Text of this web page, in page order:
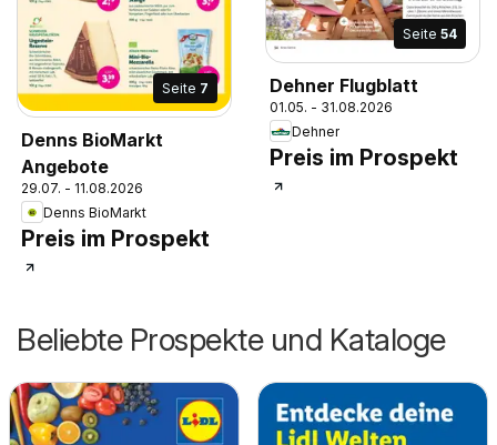
Seite 7
Denns BioMarkt
Angebote
29.07. - 11.08.2026
Denns BioMarkt
Preis im Prospekt
Seite 54
Dehner Flugblatt
01.05. - 31.08.2026
Dehner
Preis im Prospekt
Beliebte Prospekte und Kataloge